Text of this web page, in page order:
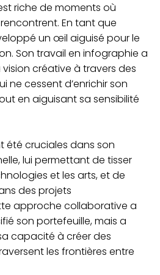
riche de moments où
En tant que
un œil aiguisé pour le
Son travail en infographie a
créative à travers des
ne cessent d’enrichir son
en aiguisant sa sensibilité
été cruciales dans son
lui permettant de tisser
et les arts, et de
des projets
approche collaborative a
son portefeuille, mais a
capacité à créer des
les frontières entre